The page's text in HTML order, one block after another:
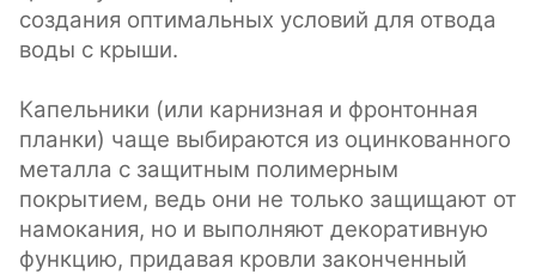
создания оптимальных условий для отвода
воды с крыши.
Капельники (или карнизная и фронтонная
планки) чаще выбираются из оцинкованного
металла с защитным полимерным
покрытием, ведь они не только защищают от
намокания, но и выполняют декоративную
функцию, придавая кровли законченный